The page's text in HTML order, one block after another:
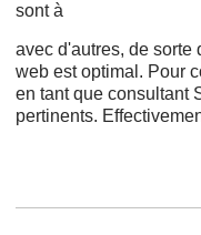
sont à
avec d'autres, de sorte
web est optimal. Pour
en tant que consultant
pertinents.